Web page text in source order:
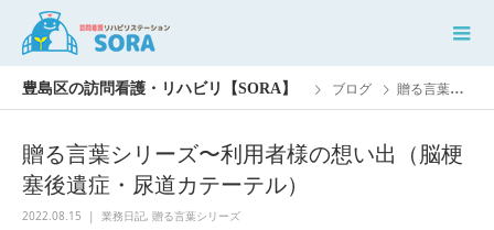
ブログ 贈る言葉シリーズ〜利用者様の想い出（脳梗塞後遺症・尿道カテーテル）
贈る言葉シリーズ〜利用者様の想い出（脳梗
塞後遺症・尿道カテーテル）
2022.08.15 業務日記, 贈る言葉シリーズ